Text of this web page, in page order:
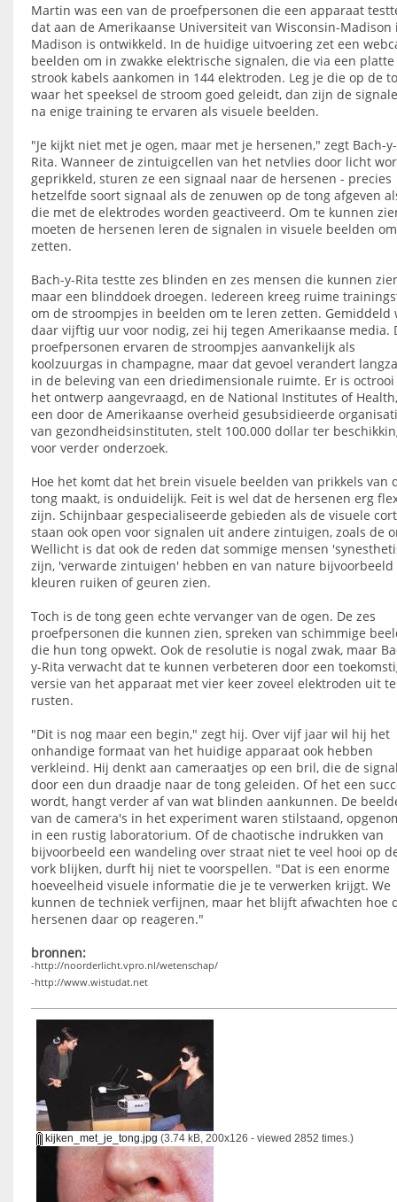
Martin was een van de proefpersonen die een apparaat
dat aan de Amerikaanse Universiteit van Wisconsin-Madison
Madison is ontwikkeld. In de huidige uitvoering zet een
beelden om in zwakke elektrische signalen, die via een platte
strook kabels aankomen in 144 elektroden. Leg je die op de
waar het speeksel de stroom goed geleidt, dan zijn de
na enige training te ervaren als visuele beelden.
"Je kijkt niet met je ogen, maar met je hersenen," zegt Bach-y-
Rita. Wanneer de zintuigcellen van het netvlies door licht
geprikkeld, sturen ze een signaal naar de hersenen - precies
hetzelfde soort signaal als de zenuwen op de tong afgeven
die met de elektrodes worden geactiveerd. Om te kunnen
moeten de hersenen leren de signalen in visuele beelden
zetten.
Bach-y-Rita testte zes blinden en zes mensen die kunnen
maar een blinddoek droegen. Iedereen kreeg ruime
om de stroompjes in beelden om te leren zetten. Gemiddeld
daar vijftig uur voor nodig, zei hij tegen Amerikaanse media.
proefpersonen ervaren de stroompjes aanvankelijk als
koolzuurgas in champagne, maar dat gevoel verandert
in de beleving van een driedimensionale ruimte. Er is
het ontwerp aangevraagd, en de National Institutes of Health,
een door de Amerikaanse overheid gesubsidieerde
van gezondheidsinstituten, stelt 100.000 dollar ter
voor verder onderzoek.
Hoe het komt dat het brein visuele beelden van prikkels van
tong maakt, is onduidelijk. Feit is wel dat de hersenen erg
zijn. Schijnbaar gespecialiseerde gebieden als de visuele
staan ook open voor signalen uit andere zintuigen, zoals de
Wellicht is dat ook de reden dat sommige mensen
zijn, 'verwarde zintuigen' hebben en van nature bijvoorbeeld
kleuren ruiken of geuren zien.
Toch is de tong geen echte vervanger van de ogen. De zes
proefpersonen die kunnen zien, spreken van schimmige
die hun tong opwekt. Ook de resolutie is nogal zwak, maar
y-Rita verwacht dat te kunnen verbeteren door een
versie van het apparaat met vier keer zoveel elektroden uit te
rusten.
"Dit is nog maar een begin," zegt hij. Over vijf jaar wil hij het
onhandige formaat van het huidige apparaat ook hebben
verkleind. Hij denkt aan cameraatjes op een bril, die de
door een dun draadje naar de tong geleiden. Of het een
wordt, hangt verder af van wat blinden aankunnen. De
van de camera's in het experiment waren stilstaand,
in een rustig laboratorium. Of de chaotische indrukken van
bijvoorbeeld een wandeling over straat niet te veel hooi op
vork blijken, durft hij niet te voorspellen. "Dat is een enorme
hoeveelheid visuele informatie die je te verwerken krijgt. We
kunnen de techniek verfijnen, maar het blijft afwachten hoe
hersenen daar op reageren."
bronnen:
-http://noorderlicht.vpro.nl/wetenschap/
-http://www.wistudat.net
kijken_met_je_tong.jpg (3.74 kB, 200x126 - viewed 2852 times.)